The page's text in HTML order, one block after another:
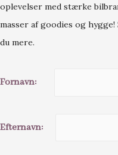
oplevelser med stærke
masser af goodies og
du mere.
Fornavn:
Efternavn: